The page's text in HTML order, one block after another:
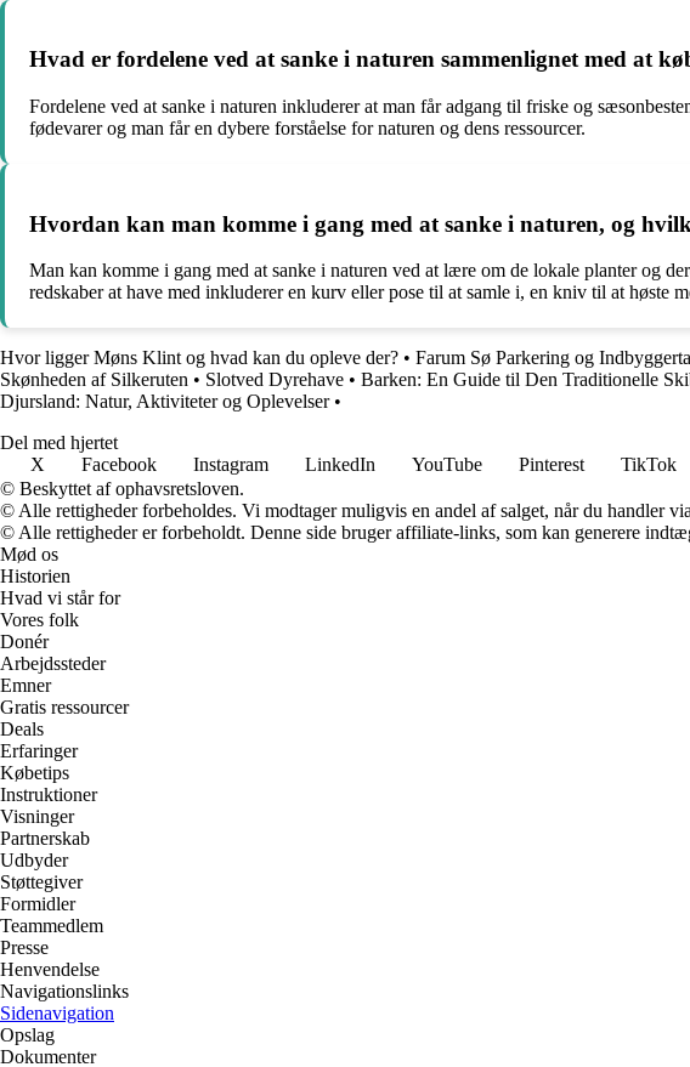
Hvad er fordelene ved at sanke i naturen sammenlignet med at
Fordelene ved at sanke i naturen inkluderer at man får adgang til friske og
fødevarer og man får en dybere forståelse for naturen og dens ressourcer.
Hvordan kan man komme i gang med at sanke i naturen, og
Man kan komme i gang med at sanke i naturen ved at lære om de lokale planter og
redskaber at have med inkluderer en kurv eller pose til at samle i, en kniv til at høste
Hvor ligger Møns Klint og hvad kan du opleve der? • Farum Sø Parkering og
Skønheden af Silkeruten • Slotved Dyrehave • Barken: En Guide til Den Traditionelle
Djursland: Natur, Aktiviteter og Oplevelser•
Del med hjertet
X
Facebook Instagram LinkedIn YouTube Pinterest TikTok
© Beskyttet af ophavsretsloven.
© Alle rettigheder forbeholdes. Vi modtager muligvis en andel af salget, når du handler
© Alle rettigheder er forbeholdt. Denne side bruger affiliate-links, som kan generere
Mød os
Historien
Hvad vi står for
Vores folk
Donér
Arbejdssteder
Emner
Gratis ressourcer
Deals
Erfaringer
Købetips
Instruktioner
Visninger
Partnerskab
Udbyder
Støttegiver
Formidler
Teammedlem
Presse
Henvendelse
Navigationslinks
Sidenavigation
Opslag
Dokumenter